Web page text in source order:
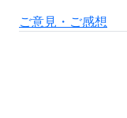
ご意見・ご感想